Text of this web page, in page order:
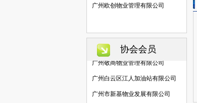
广州欧创物业管理有限公司
协会会员
广州华城物业管理有限公司
广州敬商物业管理有限公司